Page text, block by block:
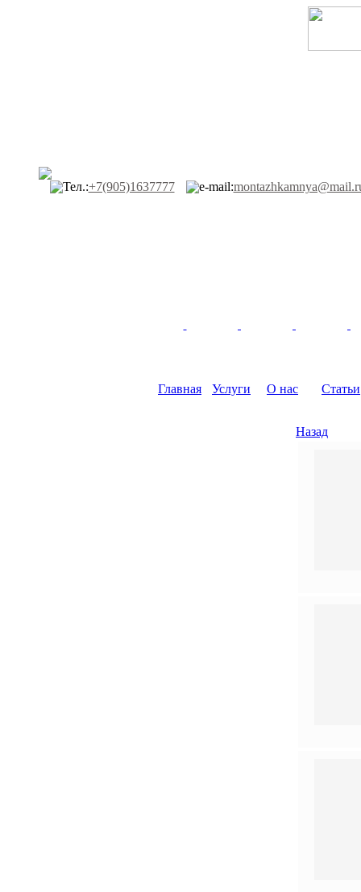
Тел.:+7(905)1637777 e-mail:
Главная Услуги О нас Статьи
Назад